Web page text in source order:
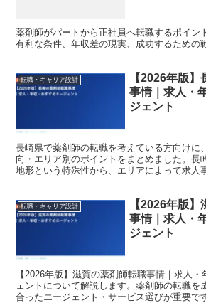
薬剤師がパートから正社員へ転職するポイン
有利な条件、年収差の現実、成功するための
転職・キャリア設計
【2026年版
事情｜求人・
ジェント
長崎県で薬剤師の転職を考えている方向けに
向・エリア別のポイントをまとめました。長
地形という特殊性から、エリアによって求人
転職・キャリア設計
【2026年版
事情｜求人・
ジェント
【2026年版】滋賀の薬剤師転職事情｜求人
ェントについて解説します。薬剤師の転職を
合ったエージェント・サービス選びが重要で